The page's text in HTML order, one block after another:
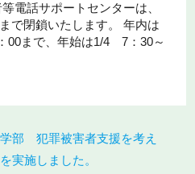
電話サポートセンターは、
で閉鎖いたします。 年内は
00まで、年始は1/4 7：30～
部 犯罪被害者支援を考え
実施しました。